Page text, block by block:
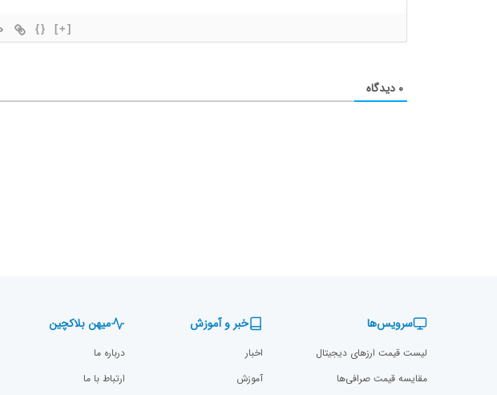
{} [+]
۰ دیدگاه
سرویس‌ها
لیست قیمت ارزهای دیجیتال
مقایسه قیمت صرافی‌ها
خبر و آموزش
اخبار
آموزش
میهن بلاکچین
درباره ما
ارتباط با ما